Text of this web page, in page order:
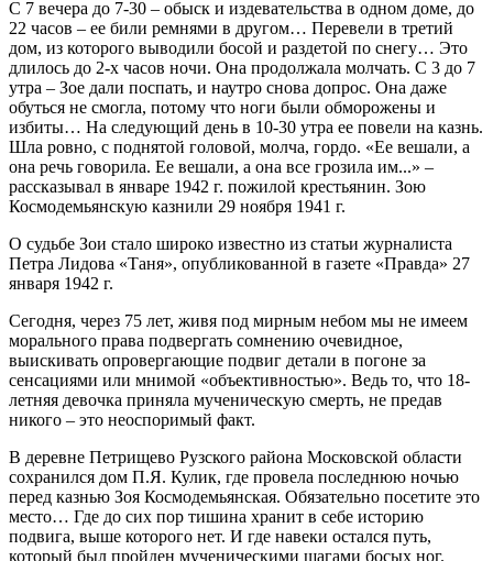
С 7 вечера до 7-30 – обыск и издевательства в одном доме, до
22 часов – ее били ремнями в другом… Перевели в третий
дом, из которого выводили босой и раздетой по снегу… Это
длилось до 2-х часов ночи. Она продолжала молчать. С 3 до 7
утра – Зое дали поспать, и наутро снова допрос. Она даже
обуться не смогла, потому что ноги были обморожены и
избиты… На следующий день в 10-30 утра ее повели на казнь.
Шла ровно, с поднятой головой, молча, гордо. «Ее вешали, а
она речь говорила. Ее вешали, а она все грозила им...» –
рассказывал в январе 1942 г. пожилой крестьянин. Зою
Космодемьянскую казнили 29 ноября 1941 г.
О судьбе Зои стало широко известно из статьи журналиста
Петра Лидова «Таня», опубликованной в газете «Правда» 27
января 1942 г.
Сегодня, через 75 лет, живя под мирным небом мы не имеем
морального права подвергать сомнению очевидное,
выискивать опровергающие подвиг детали в погоне за
сенсациями или мнимой «объективностью». Ведь то, что 18-
летняя девочка приняла мученическую смерть, не предав
никого – это неоспоримый факт.
В деревне Петрищево Рузского района Московской области
сохранился дом П.Я. Кулик, где провела последнюю ночью
перед казнью Зоя Космодемьянская. Обязательно посетите это
место… Где до сих пор тишина хранит в себе историю
подвига, выше которого нет. И где навеки остался путь,
который был пройден мученическими шагами босых ног.